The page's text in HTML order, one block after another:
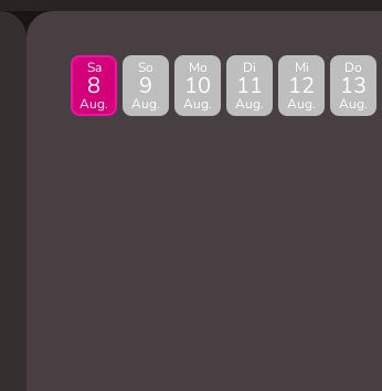
Sa
8
Aug.
So
9
Aug.
Mo
10
Aug.
Di
11
Aug.
Mi
12
Aug.
Do
13
Aug.